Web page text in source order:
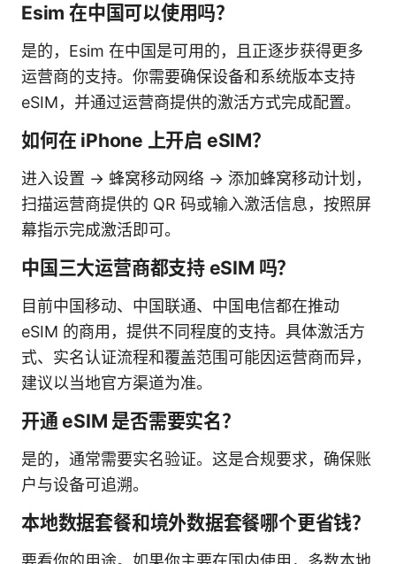
Esim 在中国可以使用吗？
是的，Esim 在中国是可用的，且正逐步获得更多
运营商的支持。你需要确保设备和系统版本支持
eSIM，并通过运营商提供的激活方式完成配置。
如何在 iPhone 上开启 eSIM？
进入设置 -> 蜂窝移动网络 -> 添加蜂窝移动计划，
扫描运营商提供的 QR 码或输入激活信息，按照屏
幕指示完成激活即可。
中国三大运营商都支持 eSIM 吗？
目前中国移动、中国联通、中国电信都在推动
eSIM 的商用，提供不同程度的支持。具体激活方
式、实名认证流程和覆盖范围可能因运营商而异，
建议以当地官方渠道为准。
开通 eSIM 是否需要实名？
是的，通常需要实名验证。这是合规要求，确保账
户与设备可追溯。
本地数据套餐和境外数据套餐哪个更省钱？